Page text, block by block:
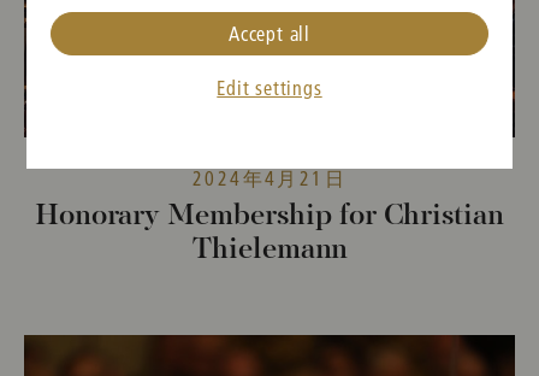
2024年4月21日
Honorary Membership for Christian
Thielemann
Edit settings
Accept all